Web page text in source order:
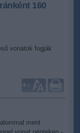
160
vonatok fogják
+-
ment
vonat pénteken -